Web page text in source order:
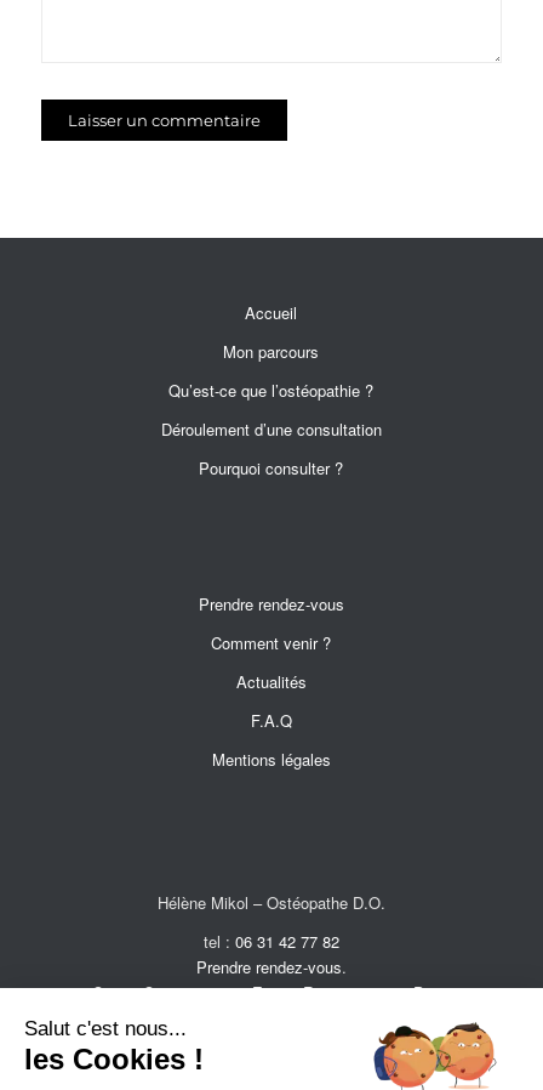
Accueil
Mon parcours
Qu’est-ce que l’ostéopathie ?
Déroulement d’une consultation
Pourquoi consulter ?
Prendre rendez-vous
Comment venir ?
Actualités
F.A.Q
Mentions légales
Hélène Mikol – Ostéopathe D.O.
tel : 06 31 42 77 82
Prendre rendez-vous.
Centre Coremo, 8 rue Ernest Renan – 75015 Paris
Salut c'est nous...
les Cookies !